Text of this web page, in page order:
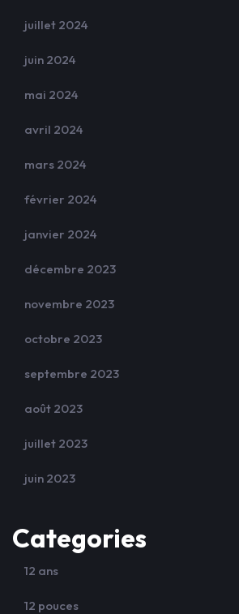
juillet 2024
juin 2024
mai 2024
avril 2024
mars 2024
février 2024
janvier 2024
décembre 2023
novembre 2023
octobre 2023
septembre 2023
août 2023
juillet 2023
juin 2023
Categories
12 ans
12 pouces